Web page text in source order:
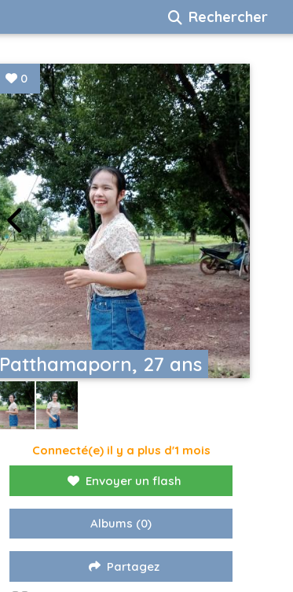
Rechercher
Patthamaporn, 27 ans
0
Connecté(e) il y a plus d'1 mois
Envoyer un flash
Albums (0)
Partagez